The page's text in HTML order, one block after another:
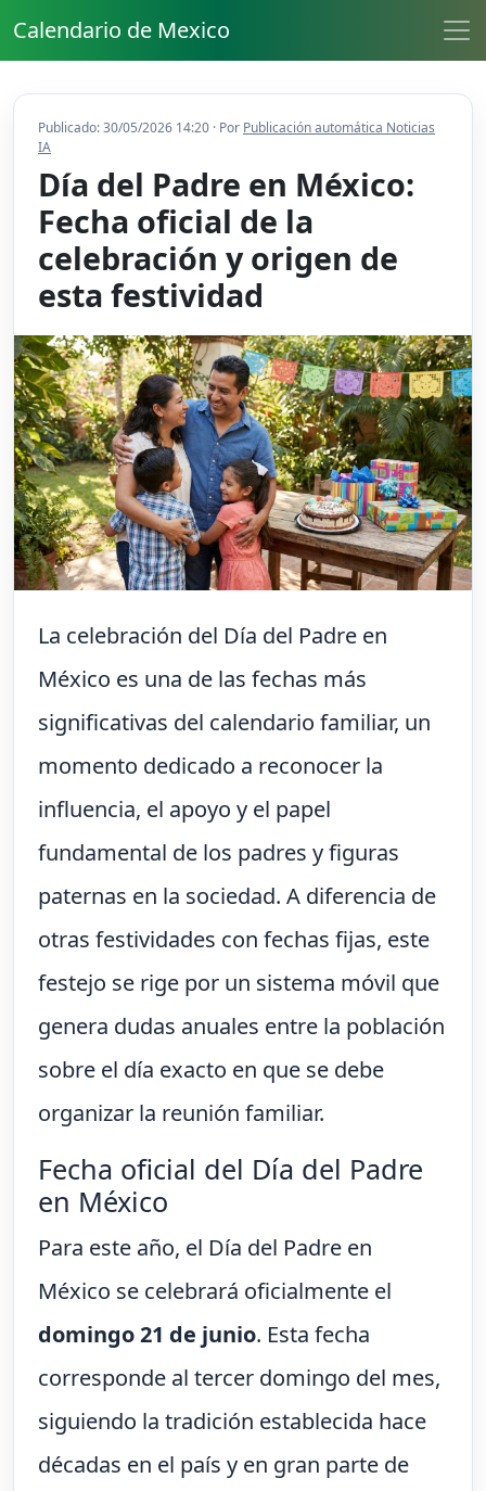
Calendario de Mexico
Publicado: 30/05/2026 14:20 · Por Publicación automática Noticias
IA
Día del Padre en México:
Fecha oficial de la
celebración y origen de
esta festividad
La celebración del Día del Padre en
México es una de las fechas más
significativas del calendario familiar, un
momento dedicado a reconocer la
influencia, el apoyo y el papel
fundamental de los padres y figuras
paternas en la sociedad. A diferencia de
otras festividades con fechas fijas, este
festejo se rige por un sistema móvil que
genera dudas anuales entre la población
sobre el día exacto en que se debe
organizar la reunión familiar.
Fecha oficial del Día del Padre
en México
Para este año, el Día del Padre en
México se celebrará oficialmente el
domingo 21 de junio. Esta fecha
corresponde al tercer domingo del mes,
siguiendo la tradición establecida hace
décadas en el país y en gran parte de